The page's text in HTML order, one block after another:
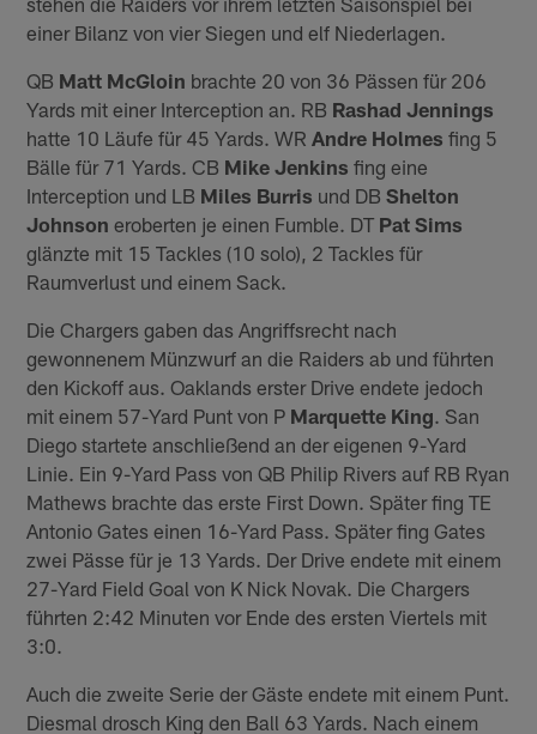
einer Bilanz von vier Siegen und elf Niederlagen.
QB Matt McGloin brachte 20 von 36 Pässen für 206
Yards mit einer Interception an. RB Rashad Jennings
hatte 10 Läufe für 45 Yards. WR Andre Holmes fing 5
Bälle für 71 Yards. CB Mike Jenkins fing eine
Interception und LB Miles Burris und DBShelton
Johnson eroberten je einen Fumble. DT Pat Sims
glänzte mit 15 Tackles (10 solo), 2 Tackles für
Raumverlust und einem Sack.
Die Chargers gaben das Angriffsrecht nach
gewonnenem Münzwurf an die Raiders ab und führten
den Kickoff aus. Oaklands erster Drive endete jedoch
mit einem 57-Yard Punt von P Marquette King . San
Diego startete anschließend an der eigenen 9-Yard
Linie. Ein 9-Yard Pass von QB Philip Rivers auf RB Ryan
Mathews brachte das erste First Down. Später fing TE
Antonio Gates einen 16-Yard Pass. Später fing Gates
zwei Pässe für je 13 Yards. Der Drive endete mit einem
27-Yard Field Goal von K Nick Novak. Die Chargers
führten 2:42 Minuten vor Ende des ersten Viertels mit
3:0.
Auch die zweite Serie der Gäste endete mit einem Punt.
Diesmal drosch King den Ball 63 Yards. Nach einem